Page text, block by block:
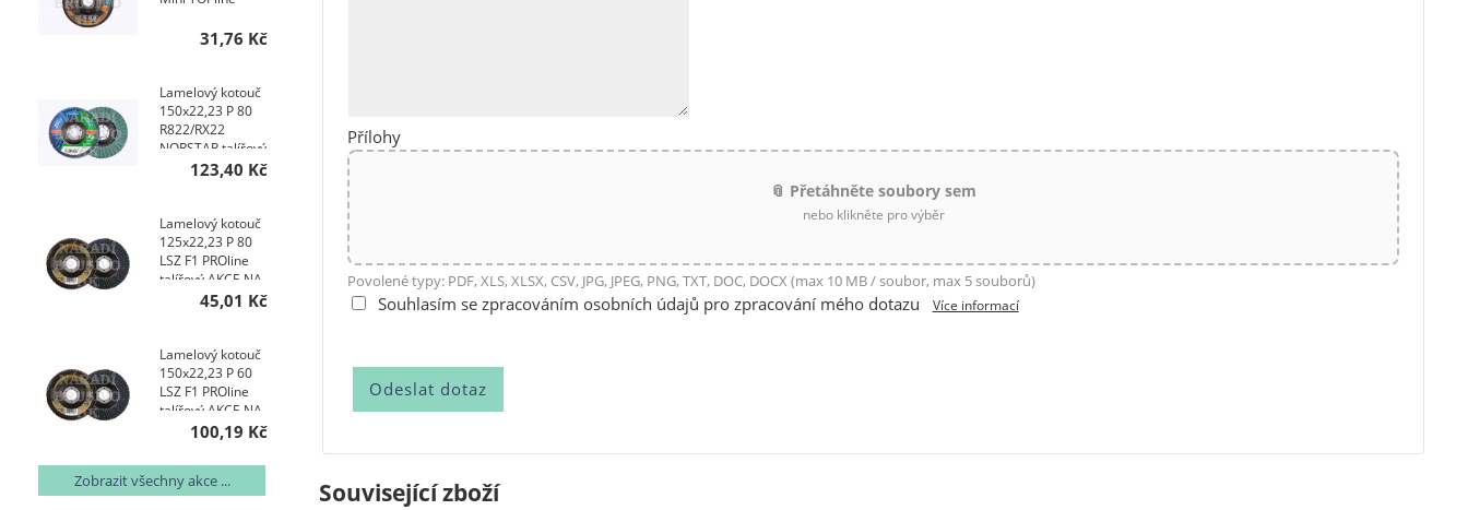
Přílohy
📎 Přetáhněte soubory sem
nebo klikněte pro výběr
Povolené typy: PDF, XLS, XLSX, CSV, JPG, JPEG, PNG, TXT, DOC, DOCX (max 10 MB / soubor, max 5 souborů)
Souhlasím se zpracováním osobních údajů pro zpracování mého dotazu Více informací
Související zboží
31,76 Kč
Lamelový kotouč
150x22,23 P 80
R822/RX22
NORSTAR talířový
123,40 Kč
Lamelový kotouč
125x22,23 P 80
LSZ F1 PROline
talířový AKCE NA
400 KS45,01 Kč
Lamelový kotouč
150x22,23 P 60
LSZ F1 PROline
talířový AKCE NA
200 KS100,19 Kč
Zobrazit všechny akce ...